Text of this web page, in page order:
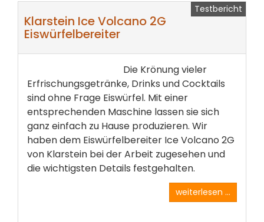
Testbericht
Klarstein Ice Volcano 2G
Eiswürfelbereiter
Die Krönung vieler
Erfrischungsgetränke, Drinks und Cocktails
sind ohne Frage Eiswürfel. Mit einer
entsprechenden Maschine lassen sie sich
ganz einfach zu Hause­ produzieren. Wir
haben dem Eiswürfelbereiter Ice Volcano­ 2G
von Klarstein bei der Arbeit zugesehen und
die wichtigsten Details festgehalten.
weiterlesen ...